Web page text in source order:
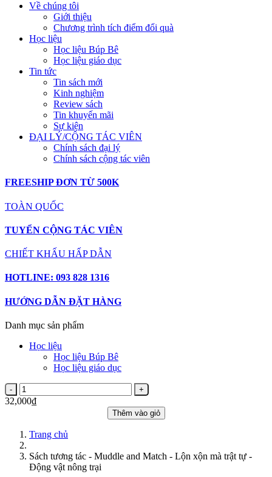
Về chúng tôi
Giới thiệu
Chương trình tích điểm đổi quà
Học liệu
Học liệu Búp Bê
Học liệu giáo dục
Tin tức
Tin sách mới
Kinh nghiệm
Review sách
Tin khuyến mãi
Sự kiện
ĐẠI LÝ/CỘNG TÁC VIÊN
Chính sách đại lý
Chính sách cộng tác viên
FREESHIP ĐƠN TỪ 500K
TOÀN QUỐC
TUYỂN CỘNG TÁC VIÊN
CHIẾT KHẤU HẤP DẪN
HOTLINE: 093 828 1316
HƯỚNG DẪN ĐẶT HÀNG
Danh mục sản phẩm
Học liệu
Học liệu Búp Bê
Học liệu giáo dục
32,000₫
Thêm vào giỏ
Trang chủ
Sách tương tác - Muddle and Match - Lộn xộn mà trật tự -
Động vật nông trại